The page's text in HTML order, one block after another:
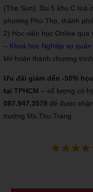
(The Sun), lầu 5 khu C toà
phường Phú Thọ, thành
2) Học viên học Online
– Khoá học Nghiệp vụ
khi hoàn thành chương trình.
Ưu đãi giảm đến -50%
tại TPHCM – số lượng có
087.947.3579 để được
trường Ms.Thu Trang.